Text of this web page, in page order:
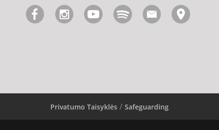
Privatumo Taisyklės Safeguarding